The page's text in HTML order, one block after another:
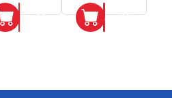
Προσθήκη Προσθήκη